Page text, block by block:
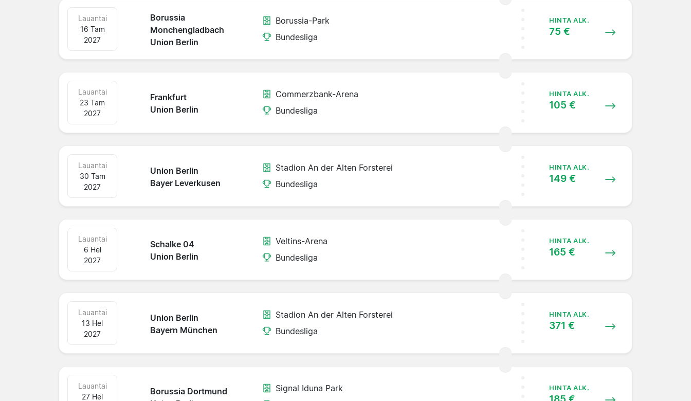
Borussia
Monchengladbach
Union Berlin
Lauantai
16 Tam
2027
Borussia-Park
Bundesliga
HINTA ALK.
75 €
Frankfurt
Union Berlin
Lauantai
23 Tam
2027
Commerzbank-Arena
Bundesliga
HINTA ALK.
105 €
Union Berlin
Bayer Leverkusen
Lauantai
30 Tam
2027
Stadion An der Alten Forsterei
Bundesliga
HINTA ALK.
149 €
Schalke 04
Union Berlin
Lauantai
6 Hel
2027
Veltins-Arena
Bundesliga
HINTA ALK.
165 €
Union Berlin
Bayern München
Lauantai
13 Hel
2027
Stadion An der Alten Forsterei
Bundesliga
HINTA ALK.
371 €
Borussia Dortmund
Lauantai
27 Hel
Signal Iduna Park
HINTA ALK.